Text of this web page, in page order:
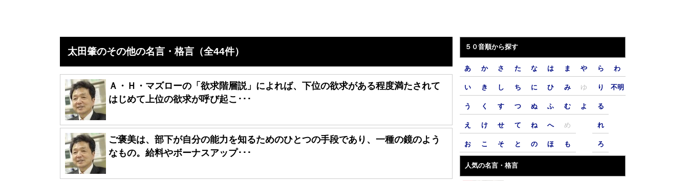
太田肇のその他の名言・格言（全44件）
Ａ・Ｈ・マズローの「欲求階層説」によれば、下位の欲求がある程度満たされて
はじめて上位の欲求が呼び起こ･･･
ご褒美は、部下が自分の能力を知るためのひとつの手段であり、一種の鏡のよう
なもの。給料やボーナスアップ･･･
５０音順から探す
あ
い
う
え
お
か
き
く
け
こ
さ
し
す
せ
そ
た
ち
つ
て
と
な
に
ぬ
ね
の
は
ひ
ふ
へ
ほ
ま
み
む
め
も
や
ゆ
よ
ら
り
る
れ
ろ
わ
不明
人気の名言・格言